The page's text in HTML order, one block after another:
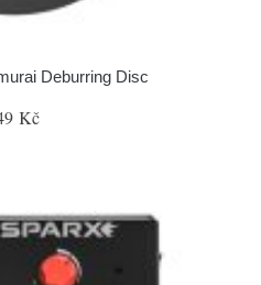
Deburring Disc
Kč